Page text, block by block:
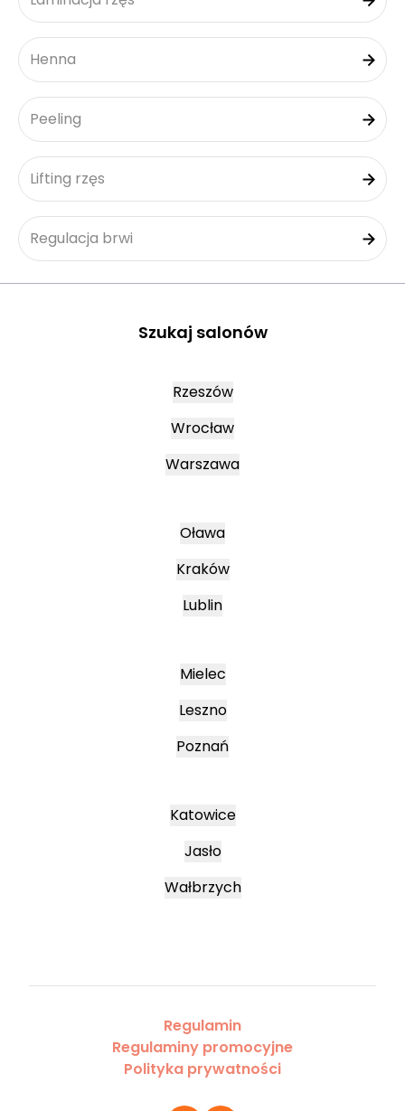
Henna
Peeling
Lifting rzęs
Regulacja brwi
Szukaj salonów
Rzeszów
Wrocław
Warszawa
Oława
Kraków
Lublin
Mielec
Leszno
Poznań
Katowice
Jasło
Wałbrzych
Regulamin
Regulaminy promocyjne
Polityka prywatności